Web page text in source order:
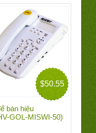
$50.55
bàn hiệu
GOL-MISWI-50)